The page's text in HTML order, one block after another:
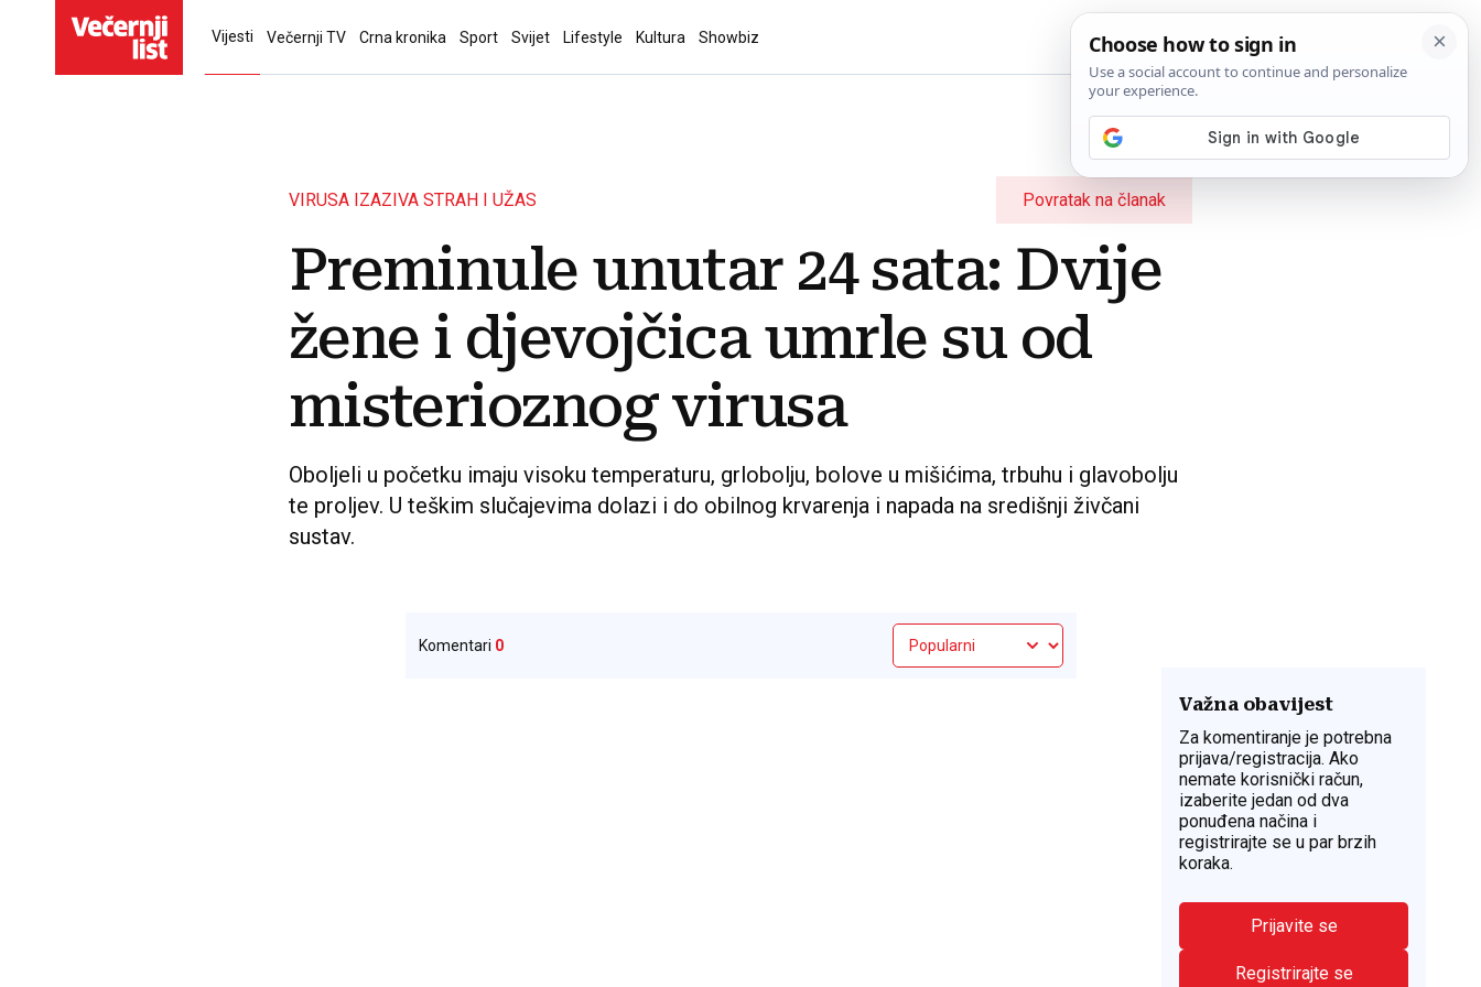
Vijesti Večernji TV Crna kronika Sport Svijet Lifestyle Kultura Showbiz
VIRUSA IZAZIVA STRAH I UŽAS Povratak na članak
Preminule unutar 24 sata: Dvije
žene i djevojčica umrle su od
misterioznog virusa
Oboljeli u početku imaju visoku temperaturu, grlobolju, bolove u mišićima, trbuhu i glavobolju
te proljev. U teškim slučajevima dolazi i do obilnog krvarenja i napada na središnji živčani
sustav.
Komentari 0
Važna obavijest
Za komentiranje je potrebna
prijava/registracija. Ako
nemate korisnički račun,
izaberite jedan od dva
ponuđena načina i
registrirajte se u par brzih
koraka.
Prijavite se
Registrirajte se